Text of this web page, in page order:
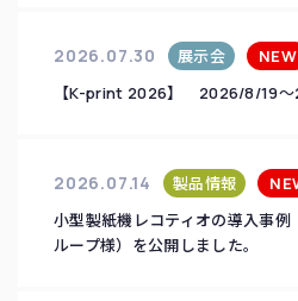
2026.07.30 展示会
NEW
【K-print 2026】 2026/8/19
2026.07.14 製品情報
小型製紙機レコティオの導入事
ループ様）を公開しました。